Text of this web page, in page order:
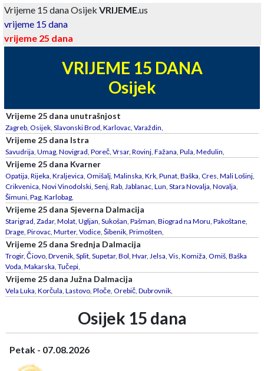
Vrijeme 15 dana OsijekVRIJEME.us
vrijeme 15 dana
vrijeme 25 dana
VRIJEME 15 DANA
Osijek
Vrijeme 25 dana unutrašnjost
Zagreb, Osijek, Slavonski Brod, Karlovac, Varaždin,
Vrijeme 25 dana Istra
Savudrija, Umag, Novigrad, Poreč, Vrsar, Rovinj, Fažana, Pula, Medulin,
Vrijeme 25 dana Kvarner
Opatija, Rijeka, Kraljevica, Omišalj, Malinska, Krk, Punat, Baška, Cres, Mali Lošinj,
Crikvenica, Novi Vinodolski, Senj, Rab, Jablanac, Lun, Stara Novalja, Novalja,
Šimuni, Pag, Karlobag,
Vrijeme 25 dana Sjeverna Dalmacija
Starigrad, Zadar, Molat, Ugljan, Sukošan, Pašman, Biograd na Moru, Pakoštane,
Drage, Pirovac, Murter, Vodice, Šibenik, Primošten,
Vrijeme 25 dana Srednja Dalmacija
Trogir, Čiovo, Drvenik, Split, Supetar, Bol, Hvar, Jelsa, Vis, Komiža, Omiš, Baška
Voda, Makarska, Tučepi,
Vrijeme 25 dana Južna Dalmacija
Vela Luka, Korčula, Lastovo, Ploče, Orebič, Dubrovnik,
Osijek 15 dana
Petak - 07.08.2026